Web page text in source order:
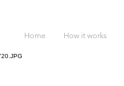
Home How it works